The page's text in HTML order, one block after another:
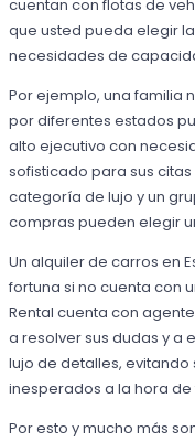
cuentan con flotas de
que usted pueda elegir
necesidades de
Por ejemplo, una familia
por diferentes estados
alto ejecutivo con
sofisticado para sus
categoría de lujo y un
compras pueden elegir
Un alquiler de carros en
fortuna si no cuenta con
Rental cuenta con
a resolver sus dudas y a
lujo de detalles,
inesperados a la hora
Por esto y mucho más